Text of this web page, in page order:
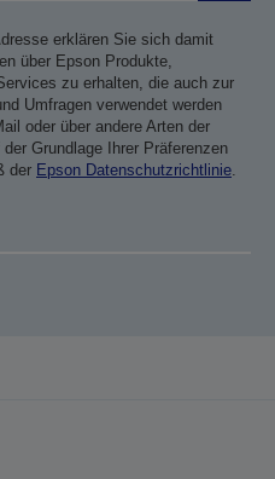
erklären Sie sich damit
über Epson Produkte,
zu erhalten, die auch zur
Umfragen verwendet werden
oder über andere Arten der
Grundlage Ihrer Präferenzen
der Epson Datenschutzrichtlinie